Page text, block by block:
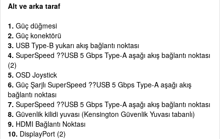
Alt ve arka taraf
1. Güç düğmesi
2. Güç konektörü
3. USB Type-B yukarı akış bağlantı noktası
4. SuperSpeed ??USB 5 Gbps Type-A aşağı akış bağlantı noktası
(2)
5. OSD Joystick
6. Güç Şarjlı SuperSpeed ??USB 5 Gbps Type-A aşağı akış
bağlantı noktası
7. SuperSpeed ??USB 5 Gbps Type-A aşağı akış bağlantı noktası
8. Güvenlik kilidi yuvası (Kensington Güvenlik Yuvası tabanlı)
9. HDMI Bağlantı Noktası
10. DisplayPort (2)